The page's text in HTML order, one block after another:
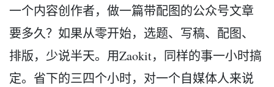
一个内容创作者，做一篇带配图的公众号文章
要多久？如果从零开始，选题、写稿、配图、
排版，少说半天。用Zaokit，同样的事一小时搞
定。省下的三四个小时，对一个自媒体人来说